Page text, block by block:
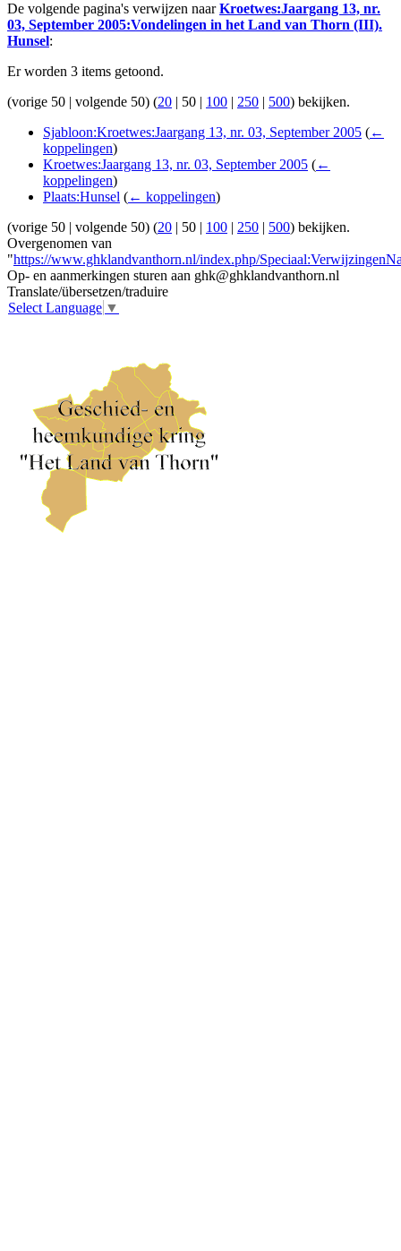
De volgende pagina's verwijzen naarKroetwes:Jaargang 13, nr.
03, September 2005:Vondelingen in het Land van Thorn (III).
Hunsel:
Er worden 3 items getoond.
(vorige 50 | volgende 50) (20 | 50 | 100 | 250 | 500) bekijken.
Sjabloon:Kroetwes:Jaargang 13, nr. 03, September 2005 (←
koppelingen)
Kroetwes:Jaargang 13, nr. 03, September 2005 (←
koppelingen)
Plaats:Hunsel (← koppelingen)
(vorige 50 | volgende 50) (20 | 50 | 100 | 250 | 500) bekijken.
Overgenomen van
"https://www.ghklandvanthorn.nl/index.php/
Op- en aanmerkingen sturen aan ghk@ghklandvanthorn.nl
Translate/übersetzen/traduire
Select Language ▼